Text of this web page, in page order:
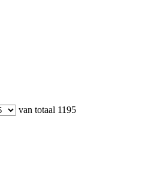
van totaal 1195